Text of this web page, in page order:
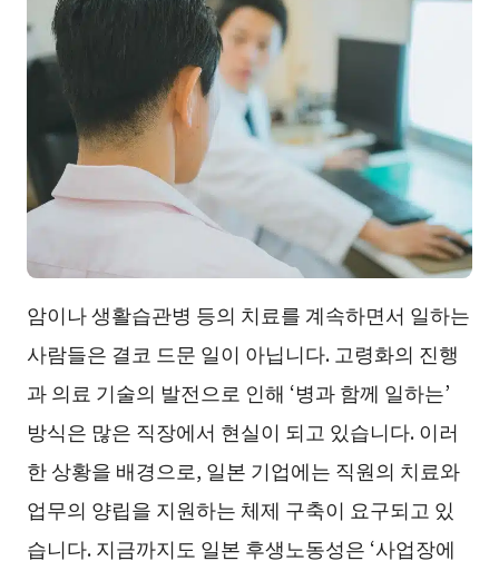
암이나 생활습관병 등의 치료를 계속하면서 일하는
사람들은 결코 드문 일이 아닙니다. 고령화의 진행
과 의료 기술의 발전으로 인해 ‘병과 함께 일하는’
방식은 많은 직장에서 현실이 되고 있습니다. 이러
한 상황을 배경으로, 일본 기업에는 직원의 치료와
업무의 양립을 지원하는 체제 구축이 요구되고 있
습니다. 지금까지도 일본 후생노동성은 ‘사업장에